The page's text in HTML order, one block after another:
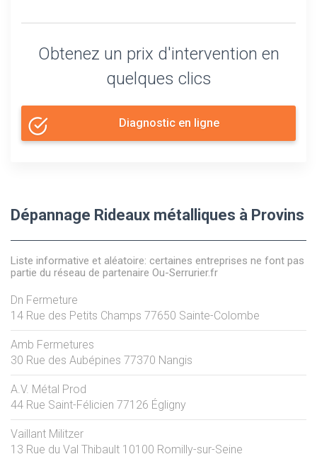
Obtenez un prix d'intervention en
quelques clics
Diagnostic en ligne
Dépannage Rideaux métalliques à Provins
Liste informative et aléatoire: certaines entreprises ne font pas
partie du réseau de partenaire Ou-Serrurier.fr
Dn Fermeture
14 Rue des Petits Champs 77650 Sainte-Colombe
Amb Fermetures
30 Rue des Aubépines 77370 Nangis
A.V. Métal Prod
44 Rue Saint-Félicien 77126 Égligny
Vaillant Militzer
13 Rue du Val Thibault 10100 Romilly-sur-Seine